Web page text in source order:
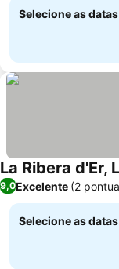
Selecione as
La Ribera d'Er,
9,0Excelente (2
Selecione as